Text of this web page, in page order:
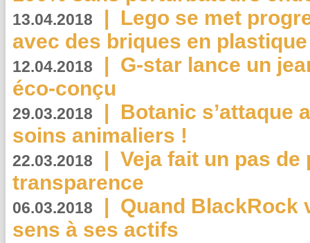
13.04.2018 | Lego se met
avec des briques en
12.04.2018 | G-star lance un
éco-conçu
29.03.2018 | Botanic s’attaque
soins animaliers !
22.03.2018 | Veja fait un pas de
transparence
06.03.2018 | Quand BlackRock
sens à ses actifs